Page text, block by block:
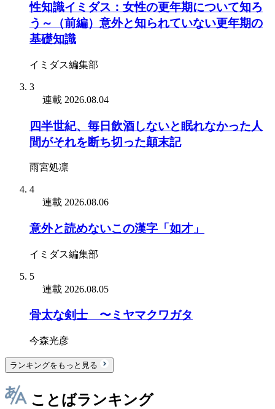
性知識イミダス：女性の更年期について知ろ
う～（前編）意外と知られていない更年期の
基礎知識
イミダス編集部
3
連載 2026.08.04
四半世紀、毎日飲酒しないと眠れなかった人
間がそれを断ち切った顛末記
雨宮処凛
4
連載 2026.08.06
意外と読めないこの漢字「如才」
イミダス編集部
5
連載 2026.08.05
骨太な剣士 〜ミヤマクワガタ
今森光彦
ランキングをもっと見る
ことばランキング